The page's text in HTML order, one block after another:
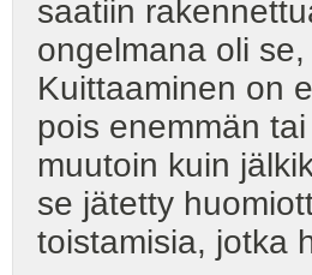
saatiin
ongelmana oli se,
Kuittaaminen on
pois enemmän
muutoin kuin
se jätetty
toistamisia, jotka